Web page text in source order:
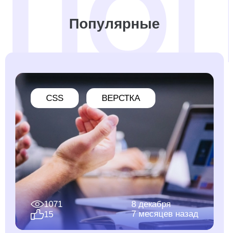
Популярные
CSS ВЕРСТКА
1071
15
8 декабря
7 месяцев назад